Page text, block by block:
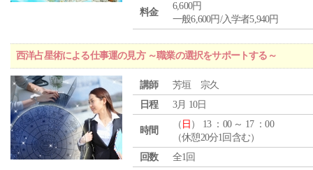
料金
6,600円
一般6,600円/入学者5,940円
西洋占星術による仕事運の見方 ～職業の選択をサポートする～
講師
芳垣 宗久
日程
3月 10日
時間
（ 日 ） 13 ：00 ～ 17 ：00
（休憩20分1回含む）
回数
全1回